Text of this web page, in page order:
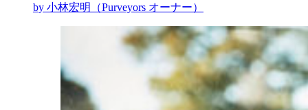
by 小林宏明（Purveyors オーナー）